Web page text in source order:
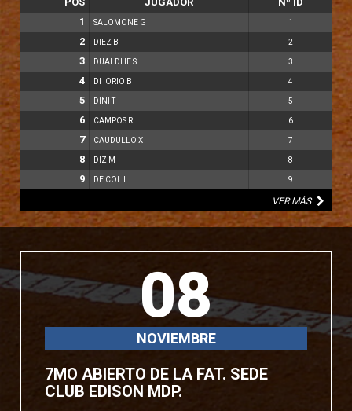
1
SALOMONE G 1
2 DIEZ B 2
3 DUALDHE S 3
4 DI IORIO B 4
5 DINI T 5
6 CAMPOS R 6
7 CAUDULLO X 7
8 DIZ M 8
9 DE COL I 9
VER MÁS
08
NOVIEMBRE
7MO ABIERTO DE LA FAT. SEDE
CLUB EDISON MDP.